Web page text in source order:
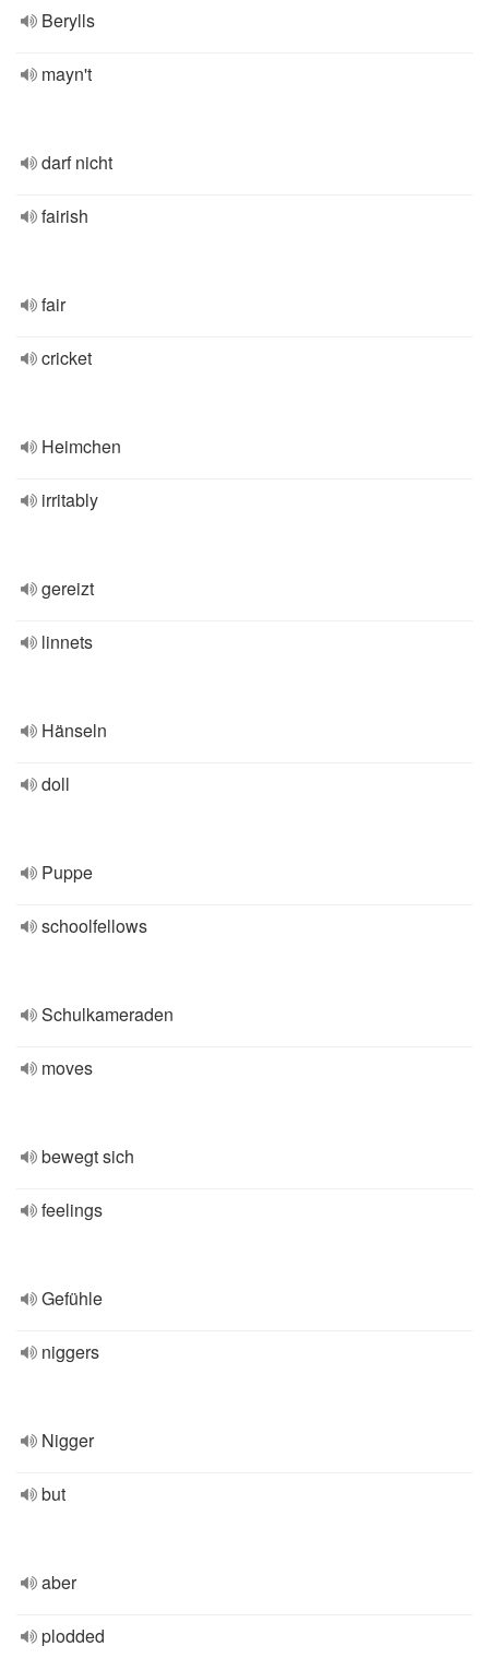
Berylls
mayn't
darf nicht
fairish
fair
cricket
Heimchen
irritably
gereizt
linnets
Hänseln
doll
Puppe
schoolfellows
Schulkameraden
moves
bewegt sich
feelings
Gefühle
niggers
Nigger
but
aber
plodded